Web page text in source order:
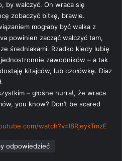
by walczyć. On wraca się
zobaczyć bitkę, brawle.
mogłaby być walka z
powinien zacząć walczyć tam,
średniakami. Rzadko kiedy lubię
zawodników – a tak
kitajców, lub czołówkę. Diaz
– głośne hurra!, że wraca
you know? Don’t be scared
watch?v=I8RjeykTmzE
odpowiedzieć